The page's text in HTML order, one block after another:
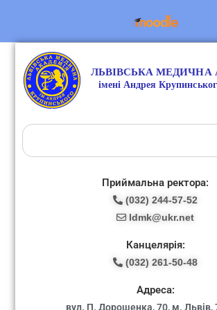
Приймальна ректора:
(032) 244-57-52
ldmk@ukr.net
Канцелярія:
(032) 261-50-48
Адреса:
вул. П. Дорошенка, 70, м. Львів,